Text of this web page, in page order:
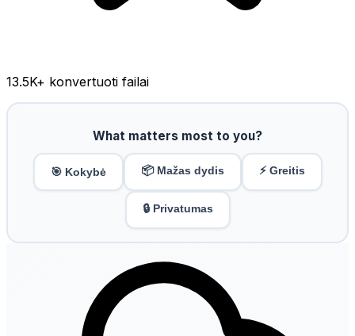
13.5K+ konvertuoti failai
What matters most to you?
🎯 Kokybė 📦 Mažas dydis ⚡ Greitis
🔒 Privatumas